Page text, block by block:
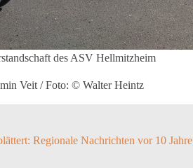
des ASV Hellmitzheim
Veit / Foto: © Walter Heintz
Regionale Nachrichten vor 10 Jahre